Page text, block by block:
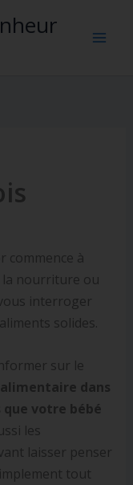
commence à
nourriture ou
interroger
solides.
sur le
dans
que votre bébé
les
laisser penser
tout